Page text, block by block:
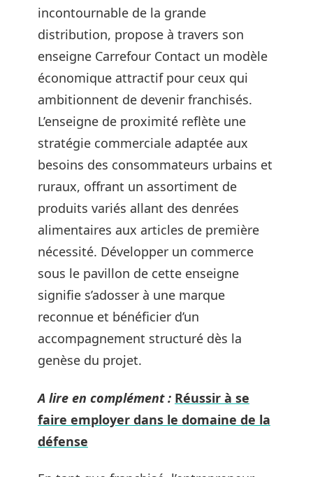
incontournable de la grande
distribution, propose à travers son
enseigne Carrefour Contact un modèle
économique attractif pour ceux qui
ambitionnent de devenir franchisés.
L’enseigne de proximité reflète une
stratégie commerciale adaptée aux
besoins des consommateurs urbains et
ruraux, offrant un assortiment de
produits variés allant des denrées
alimentaires aux articles de première
nécessité. Développer un commerce
sous le pavillon de cette enseigne
signifie s’adosser à une marque
reconnue et bénéficier d’un
accompagnement structuré dès la
genèse du projet.
A lire en complément : Réussir à se
faire employer dans le domaine de la
défense